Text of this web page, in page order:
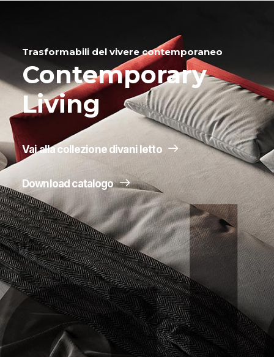
Trasformabili del vivere contemporaneo
Contemporary
Living
Vai alla collezione divani letto
Download catalogo